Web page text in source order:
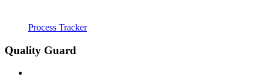
Process Tracker
Quality Guard